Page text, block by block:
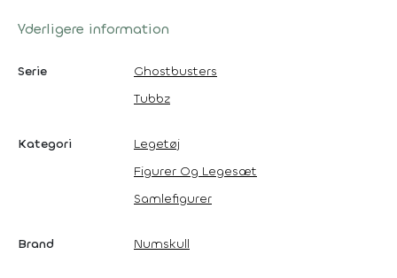
Yderligere information
Serie
Ghostbusters
Tubbz
Kategori
Legetøj
Figurer Og Legesæt
Samlefigurer
Brand Numskull